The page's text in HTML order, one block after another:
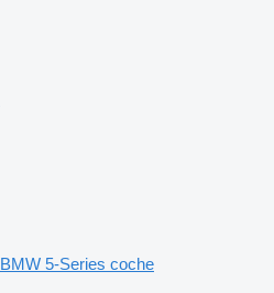
BMW 5-Series coche